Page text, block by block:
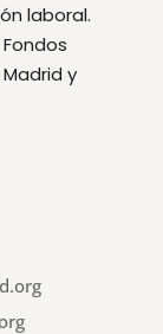
laboral.
y